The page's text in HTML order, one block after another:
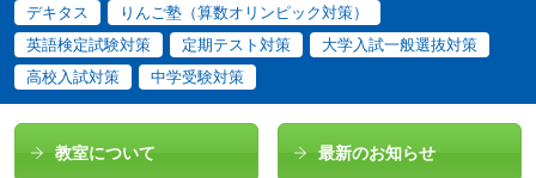
デキタス
りんご塾（算数オリンピック対策）
英語検定試験対策
定期テスト対策
大学入試一般選抜対策
高校入試対策
中学受験対策
教室について 最新のお知らせ